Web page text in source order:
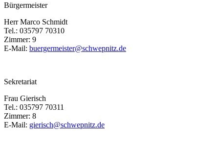
Bürgermeister
Herr Marco Schmidt
Tel.: 035797 70310
Zimmer: 9
E-Mail: buergermeister@schwepnitz.de
Sekretariat
Frau Gierisch
Tel.: 035797 70311
Zimmer: 8
E-Mail: gierisch@schwepnitz.de